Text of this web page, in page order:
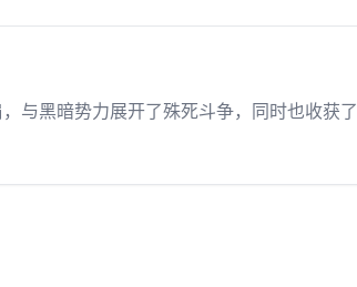
与黑暗势力展开了殊死斗争，同时也收获